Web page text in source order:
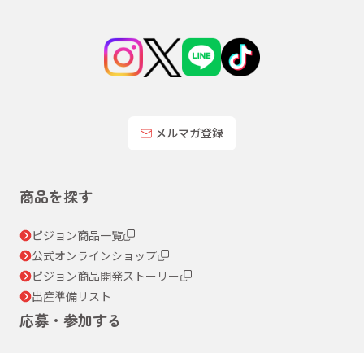
メルマガ登録
商品を探す
ピジョン商品一覧
公式オンラインショップ
ピジョン商品開発ストーリー
出産準備リスト
応募・参加する